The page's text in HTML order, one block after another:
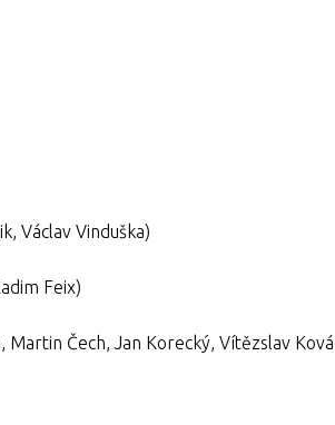
Václav Vinduška)
Feix)
Martin Čech, Jan Korecký, Vítězslav